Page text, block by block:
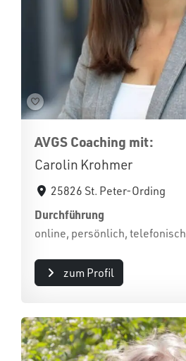
AVGS Coaching mit:
Carolin Krohmer
25826 St. Peter-Ording
Durchführung
online, persönlich, telefonisch
zum Profil